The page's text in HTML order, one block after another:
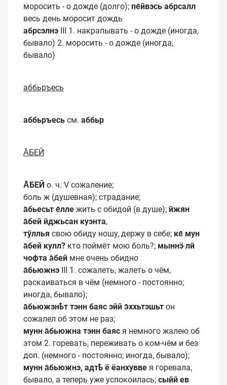
моросить - о дожде (долго); пе̄йвэсь абрсалл
весь день моросит дождь
абрсэлнэ III 1. накрапывать - о дожде (иногда,
бывало) 2. моросить - о дожде (иногда,
бывало)
аббьръесь
аббьръесь см. аббьр
А̄БЕЙ
А̄БЕЙ о. ч. V сожаление;
боль ж (душевная); страдание;
а̄бьесьт е̄лле жить с обидой (в душе); ӣжян
а̄бей ӣджьсан куэнта,
тӯллья свою обиду ношу, держу в себе; ке̄ мун
а̄бей кулл? кто поймёт мою боль?; мыннӭ лӣ
чофта а̄бей мне очень обидно
а̄бьюжнэ III 1. сожалеть, жалеть о чём,
раскаиваться в чём (немного - постоянно;
иногда, бывало);
а̄бьюжэнҍт тэнн баяс эйй э̄ххьтэшьт он
сожалел об этом не раз;
мунн а̄бьюжна тэнн баяс я немного жалею об
этом 2. горевать, переживать о ком-чём и без
доп. (немного - постоянно; иногда, бывало);
мунн а̄бьюжнэ, адтҍ ё ёанхувве я горевала,
бывало, а теперь уже успокоилась; сыйй ев